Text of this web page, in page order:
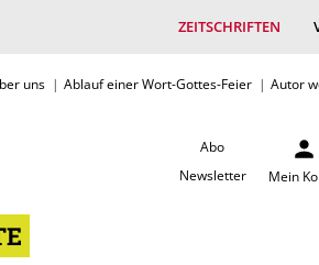
ZEITSCHRIFTEN
uns Ablauf einer Wort-Gottes-Feier Autor
Abo
Newsletter
Mein